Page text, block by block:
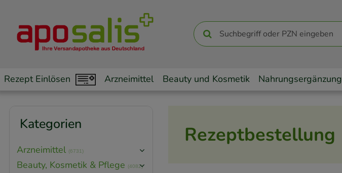
Rezept Einlösen Arzneimittel Beauty und Kosmetik Nahrungsergänzung
Rezeptbestellung
Kategorien
Arzneimittel (6731)
Beauty, Kosmetik & Pflege (4082)